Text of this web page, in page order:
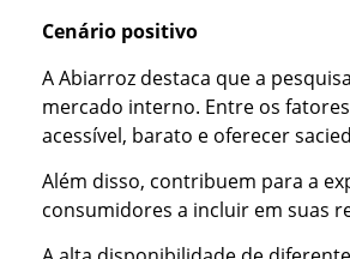
Cenário positivo
A Abiarroz destaca que a
mercado interno. Entre os
acessível, barato e oferecer
Além disso, contribuem para a
consumidores a incluir em suas